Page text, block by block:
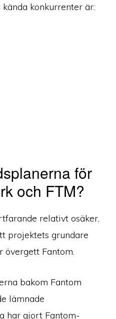
konkurrenter är:
för
och FTM?
relativt osäker,
projektets grundare
övergett Fantom.
bakom Fantom
lämnade
har gjort Fantom-